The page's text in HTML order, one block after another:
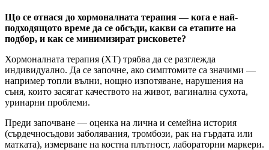
Що се отнася до хормоналната терапия — кога е най-
подходящото време да се обсъди, какви са етапите на
подбор, и как се минимизират рисковете?
Хормоналната терапия (ХТ) трябва да се разглежда
индивидуално. Да се започне, ако симптомите са значими —
например топли вълни, нощно изпотяване, нарушения на
съня, които засягат качеството на живот, вагинална сухота,
уринарни проблеми.
Преди започване — оценка на лична и семейна история
(сърдечносъдови заболявания, тромбози, рак на гърдата или
матката), измерване на костна плътност, лабораторни маркери.